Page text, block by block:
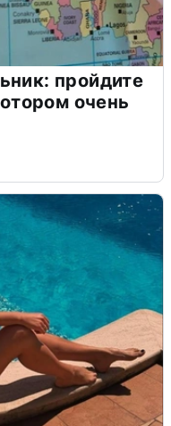
пройдите
очень